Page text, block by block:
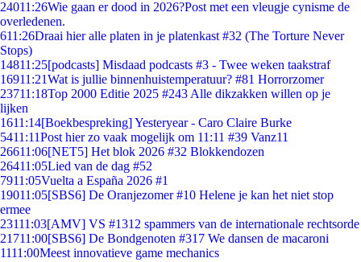
24011:26Wie gaan er dood in 2026?Post met een vleugje cynisme de
overledenen.
611:26Draai hier alle platen in je platenkast #32 (The Torture Never
Stops)
14811:25[podcasts] Misdaad podcasts #3 - Twee weken taakstraf
16911:21Wat is jullie binnenhuistemperatuur? #81 Horrorzomer
23711:18Top 2000 Editie 2025 #243 Alle dikzakken willen op je
lijken
1611:14[Boekbespreking] Yesteryear - Caro Claire Burke
5411:11Post hier zo vaak mogelijk om 11:11 #39 Vanz11
26611:06[NET5] Het blok 2026 #32 Blokkendozen
26411:05Lied van de dag #52
7911:05Vuelta a España 2026 #1
19011:05[SBS6] De Oranjezomer #10 Helene je kan het niet stop
ermee
23111:03[AMV] VS #1312 spammers van de internationale rechtsorde
21711:00[SBS6] De Bondgenoten #317 We dansen de macaroni
1111:00Meest innovatieve game mechanics